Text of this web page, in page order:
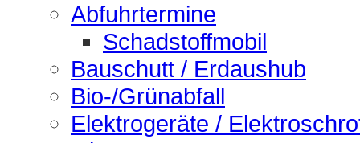
Abfuhrtermine
Schadstoffmobil
Bauschutt / Erdaushub
Bio-/Grünabfall
Elektrogeräte /